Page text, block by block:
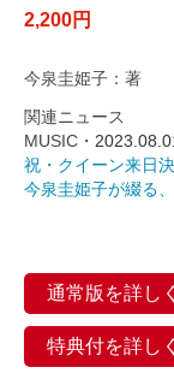
2,200円
今泉圭姫子：著
関連ニュース
MUSIC・
祝・クイーン来日
今泉圭姫子が綴る
通常版を詳し
特典付を詳し